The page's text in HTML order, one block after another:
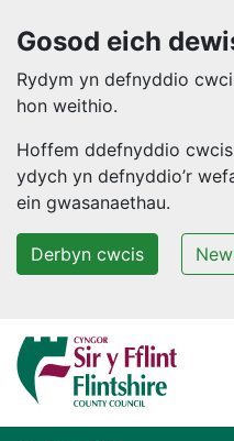
Gosod eich
Rydym yn defnyddio
hon weithio.
Hoffem ddefnyddio
ydych yn defnyddio’r
ein gwasanaethau.
Derbyn cwcis
Neidio i'r prif gynnwys